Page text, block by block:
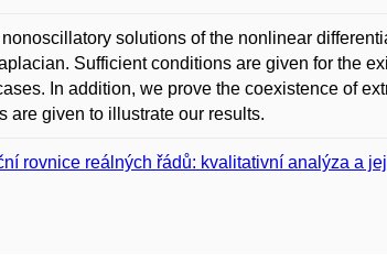
solutions of the nonlinear
Sufficient conditions are given for the
In addition, we prove the coexistence of
are given to illustrate our results.
rovnice reálných řádů: kvalitativní analýza a